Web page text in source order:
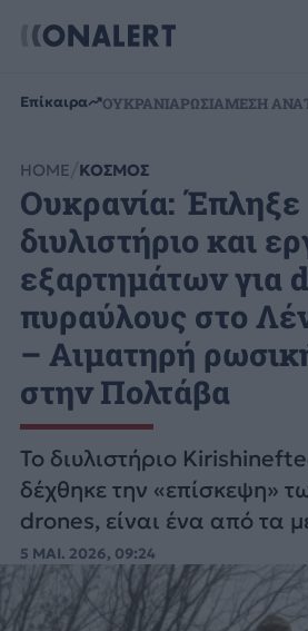
Επίκαιρα ΟΥΚΡΑΝΙΑΡΩΣΙΑΜΕΣΗ
HOME ΚΟΣΜΟΣ
Ουκρανία: Έπληξε
διυλιστήριο και
εξαρτημάτων για
πυραύλους στο
– Αιματηρή
στην Πολτάβα
Το διυλιστήριο
δέχθηκε την «επίσκεψη»
drones, είναι ένα από τα
Ρωσία και επεξεργάσθηκε
εκατομμύρια μετρικούς
πετρελαίου.
5 ΜΑΙ. 2026, 09:24